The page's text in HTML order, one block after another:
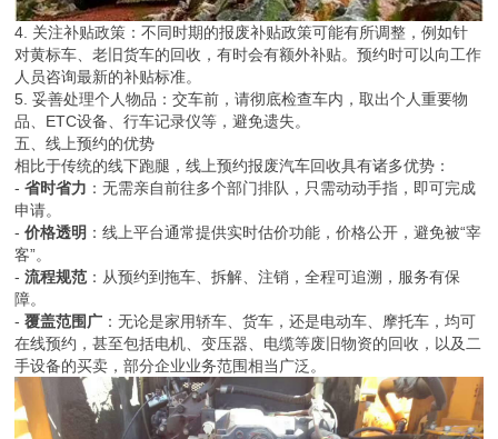
4. 关注补贴政策：不同时期的报废补贴政策可能有所调整，例如针
对黄标车、老旧货车的回收，有时会有额外补贴。预约时可以向工作
人员咨询最新的补贴标准。
5. 妥善处理个人物品：交车前，请彻底检查车内，取出个人重要物
品、ETC设备、行车记录仪等，避免遗失。
五、线上预约的优势
相比于传统的线下跑腿，线上预约报废汽车回收具有诸多优势：
-省时省力 ：无需亲自前往多个部门排队，只需动动手指，即可完成
申请。
-价格透明 ：线上平台通常提供实时估价功能，价格公开，避免被“宰
客”。
-流程规范 ：从预约到拖车、拆解、注销，全程可追溯，服务有保
障。
-覆盖范围广 ：无论是家用轿车、货车，还是电动车、摩托车，均可
在线预约，甚至包括电机、变压器、电缆等废旧物资的回收，以及二
手设备的买卖，部分企业业务范围相当广泛。